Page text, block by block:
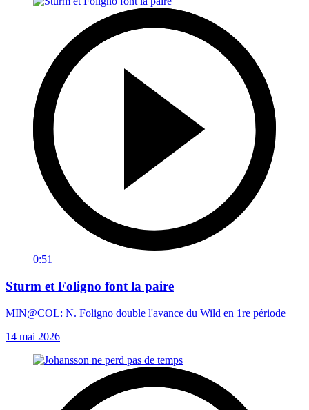
0:51
Sturm et Foligno font la paire
MIN@COL: N. Foligno double l'avance du Wild en 1re période
14 mai 2026